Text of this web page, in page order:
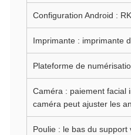
Configuration Android :
Imprimante : imprimante
Plateforme de
Caméra : paiement facial
caméra peut ajuster les
Poulie : le bas du